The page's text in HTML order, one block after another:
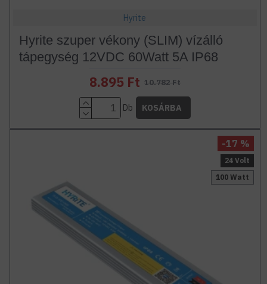
Hyrite
Hyrite szuper vékony (SLIM) vízálló
tápegység 12VDC 60Watt 5A IP68
8.895 Ft 10.782 Ft
Db KOSÁRBA
24 Volt
100 Watt
-17 %